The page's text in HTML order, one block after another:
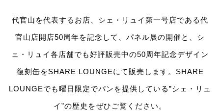
代官山を代表するお店、シェ・リュイ第一号店である代
官山店開店50周年を記念して、パネル展の開催と、シ
ェ・リュイ各店舗でも好評販売中の50周年記念デザイン
復刻缶をSHARE LOUNGEにて販売します。SHARE
LOUNGEでも曜日限定でパンを提供している”シェ・リュ
イ”の歴史をぜひご覧ください。